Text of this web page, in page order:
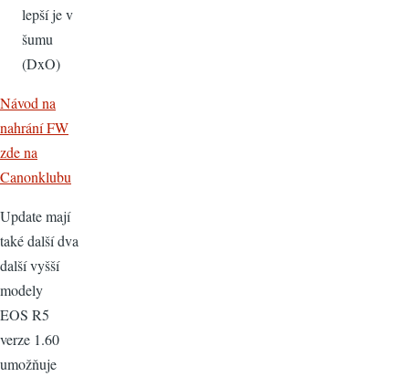
lepší je v
šumu
(DxO)
Návod na
nahrání FW
zde na
Canonklubu
Update mají
také další dva
další vyšší
modely
EOS R5
verze 1.60
umožňuje